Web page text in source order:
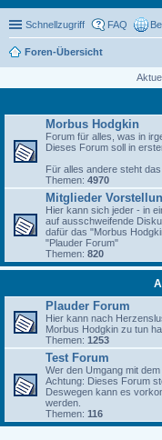
Schnellzugriff FAQ
Foren-Übersicht
Morbus Hodgkin
Forum für alles, was in
Dieses Forum soll in
Für alles andere steht
Themen: 4970
Mitglieder
Hier kann sich jeder - in
auf ausschweifende
dafür das "Morbus
"Plauder Forum"
Themen: 820
Plauder Forum
Hier kann nach
Morbus Hodgkin zu tun
Themen: 1253
Test Forum
Wer den Umgang mit
Achtung: Dieses Forum
Deswegen kann es
werden.
Themen: 116